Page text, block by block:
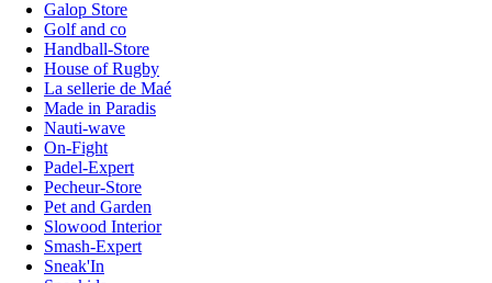
Galop Store
Golf and co
Handball-Store
House of Rugby
La sellerie de Maé
Made in Paradis
Nauti-wave
On-Fight
Padel-Expert
Pecheur-Store
Pet and Garden
Slowood Interior
Smash-Expert
Sneak'In